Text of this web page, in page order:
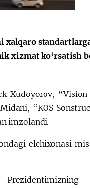
xalqaro
xizmat ko‘rsatish
Xudoyorov,
“KOS
imzolandi.
elchixonasi